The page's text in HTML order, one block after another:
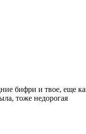
бифри и твое, еще
тоже недорогая